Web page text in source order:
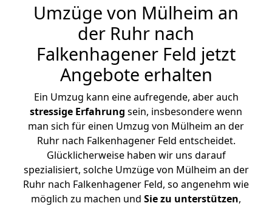
Umzüge von Mülheim an
der Ruhr nach
Falkenhagener Feld jetzt
Angebote erhalten
Ein Umzug kann eine aufregende, aber auch
stressige Erfahrung sein, insbesondere wenn
man sich für einen Umzug von Mülheim an der
Ruhr nach Falkenhagener Feld entscheidet.
Glücklicherweise haben wir uns darauf
spezialisiert, solche Umzüge von Mülheim an der
Ruhr nach Falkenhagener Feld, so angenehm wie
möglich zu machen und Sie zu unterstützen,